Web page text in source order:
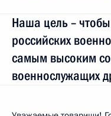
Наша цель –
российских
самым высоким
военнослужащих